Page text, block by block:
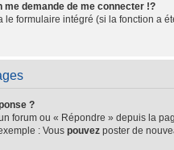
me demande de me connecter !?
formulaire intégré (si la fonction a
?
forum ou « Répondre » depuis la
: Vous pouvez poster de